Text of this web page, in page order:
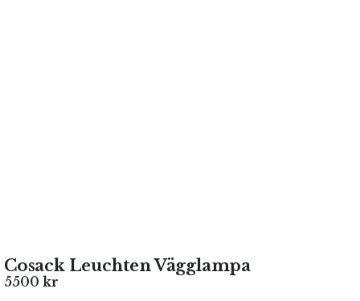
Cosack Leuchten Vägglampa
5500 kr